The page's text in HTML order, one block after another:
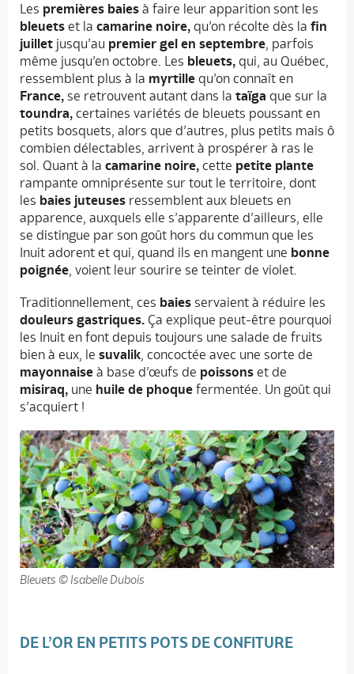
Les premières baies à faire leur apparition sont les
bleuets et la camarine noire, qu’on récolte dès la fin
juillet jusqu’au premier gel en septembre, parfois
même jusqu’en octobre. Les bleuets, qui, au Québec,
ressemblent plus à la myrtille qu’on connaît en
France, se retrouvent autant dans la taïga que sur la
toundra, certaines variétés de bleuets poussant en
petits bosquets, alors que d’autres, plus petits mais ô
combien délectables, arrivent à prospérer à ras le
sol. Quant à la camarine noire, cette petite plante
rampante omniprésente sur tout le territoire, dont
les baies juteuses ressemblent aux bleuets en
apparence, auxquels elle s’apparente d’ailleurs, elle
se distingue par son goût hors du commun que les
Inuit adorent et qui, quand ils en mangent une bonne
poignée, voient leur sourire se teinter de violet.
Traditionnellement, ces baies servaient à réduire les
douleurs gastriques. Ça explique peut-être pourquoi
les Inuit en font depuis toujours une salade de fruits
bien à eux, le suvalik, concoctée avec une sorte de
mayonnaise à base d’œufs de poissons et de
misiraq, une huile de phoque fermentée. Un goût qui
s’acquiert !
Bleuets © Isabelle Dubois
DE L’OR EN PETITS POTS DE CONFITURE